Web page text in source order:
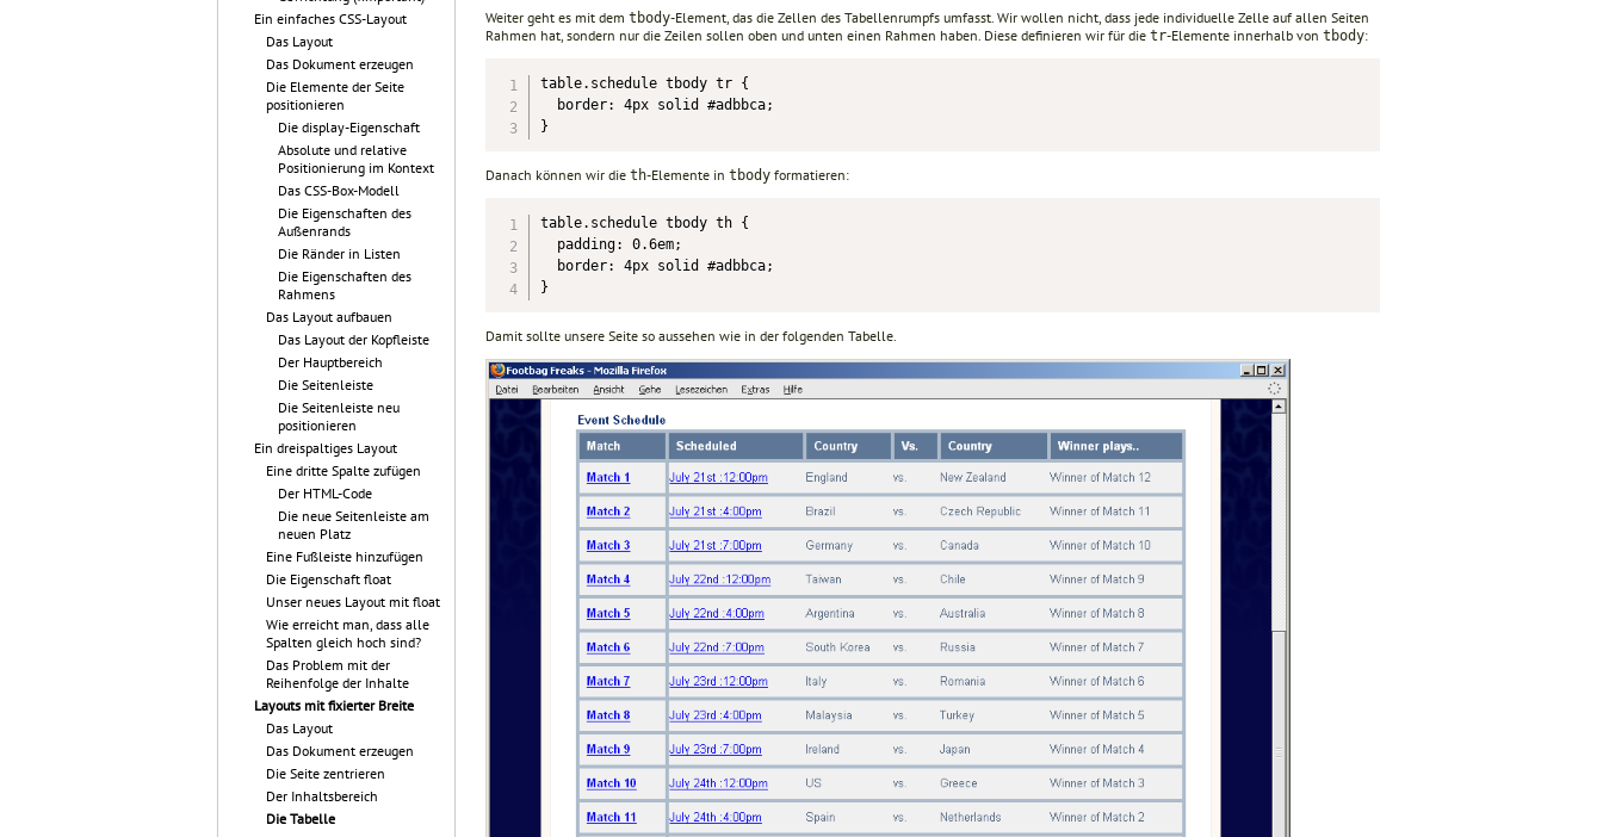
Ein einfaches CSS-Layout
Das Layout
Das Dokument erzeugen
Die Elemente der Seite
positionieren
Die display-Eigenschaft
Absolute und relative
Positionierung im Kontext
Das CSS-Box-Modell
Die Eigenschaften des
Außenrands
Die Ränder in Listen
Die Eigenschaften des
Rahmens
Das Layout aufbauen
Das Layout der Kopfleiste
Der Hauptbereich
Die Seitenleiste
Die Seitenleiste neu
positionieren
Ein dreispaltiges Layout
Eine dritte Spalte zufügen
Der HTML-Code
Die neue Seitenleiste am
neuen Platz
Eine Fußleiste hinzufügen
Die Eigenschaft float
Unser neues Layout mit float
Wie erreicht man, dass alle
Spalten gleich hoch sind?
Das Problem mit der
Reihenfolge der Inhalte
Layouts mit fixierter Breite
Das Layout
Das Dokument erzeugen
Die Seite zentrieren
Der Inhaltsbereich
Die Tabelle
Weiter geht es mit dem tbody-Element, das die Zellen des Tabellenrumpfs umfasst. Wir wollen nicht, dass jede individuelle Zelle auf allen Seiten
Rahmen hat, sondern nur die Zeilen sollen oben und unten einen Rahmen haben. Diese definieren wir für die tr-Elemente innerhalb von tbody:
table.schedule tbody tr {
  border: 4px solid #adbbca;
}
Danach können wir die th-Elemente in tbody formatieren:
table.schedule tbody th {
  padding: 0.6em;
  border: 4px solid #adbbca;
}
Damit sollte unsere Seite so aussehen wie in der folgenden Tabelle.